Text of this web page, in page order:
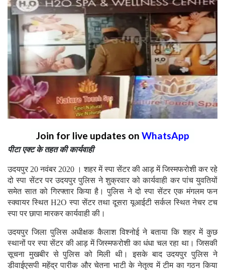
Join for live updates on WhatsApp
पीटा एक्ट के तहत की कार्यवाही
उदयपुर 20 नवंबर 2020 । शहर में स्पा सेंटर की आड़ में जिस्मफरोशी कर रहे
दो स्पा सेंटर पर उदयपुर पुलिस ने शुक्रवार को कार्यवाही कर पांच युवतियों
समेत सात को गिरफ्तार किया है। पुलिस ने दो स्पा सेंटर एक मंगलम फन
स्क्वायर स्थित H2O स्पा सेंटर तथा दूसरा यूआईटी सर्कल स्थित नेचर टच
स्पा पर छापा मारकर कार्यवाही की।
उदयपुर जिला पुलिस अधीक्षक कैलाश विश्नोई ने बताया कि शहर में कुछ
स्थानों पर स्पा सेंटर की आड़ में जिस्मफरोशी का धंधा चल रहा था। जिसकी
सूचना मुखबीर से पुलिस को मिली थी। इसके बाद उदयपुर पुलिस ने
डीवाईएसपी महेंद्र पारीक और चेतना भाटी के नेतृत्व में टीम का गठन किया